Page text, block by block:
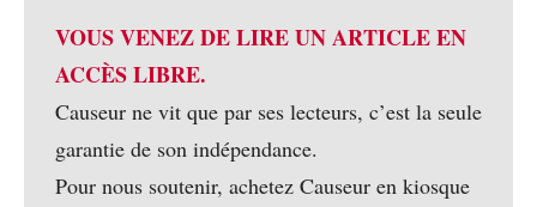
VOUS VENEZ DE LIRE UN ARTICLE EN
ACCÈS LIBRE.
Causeur ne vit que par ses lecteurs, c’est la seule
garantie de son indépendance.
Pour nous soutenir, achetez Causeur en kiosque